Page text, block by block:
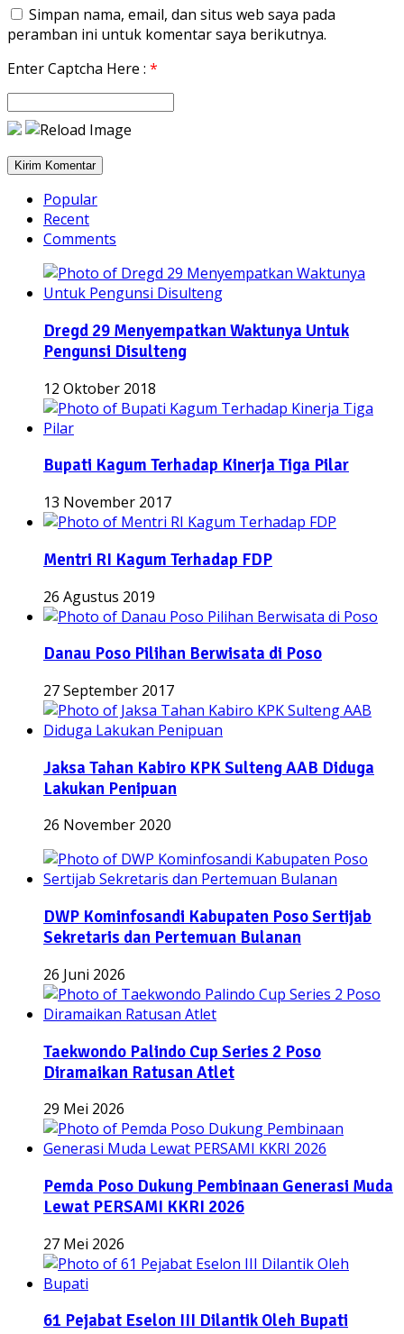
Simpan nama, email, dan situs web saya pada
peramban ini untuk komentar saya berikutnya.
Enter Captcha Here : *
Popular
Recent
Comments
Dregd 29 Menyempatkan Waktunya Untuk
Pengunsi Disulteng
12 Oktober 2018
Bupati Kagum Terhadap Kinerja Tiga Pilar
13 November 2017
Mentri RI Kagum Terhadap FDP
26 Agustus 2019
Danau Poso Pilihan Berwisata di Poso
27 September 2017
Jaksa Tahan Kabiro KPK Sulteng AAB Diduga
Lakukan Penipuan
26 November 2020
DWP Kominfosandi Kabupaten Poso Sertijab
Sekretaris dan Pertemuan Bulanan
26 Juni 2026
Taekwondo Palindo Cup Series 2 Poso
Diramaikan Ratusan Atlet
29 Mei 2026
Pemda Poso Dukung Pembinaan Generasi Muda
Lewat PERSAMI KKRI 2026
27 Mei 2026
61 Pejabat Eselon III Dilantik Oleh Bupati